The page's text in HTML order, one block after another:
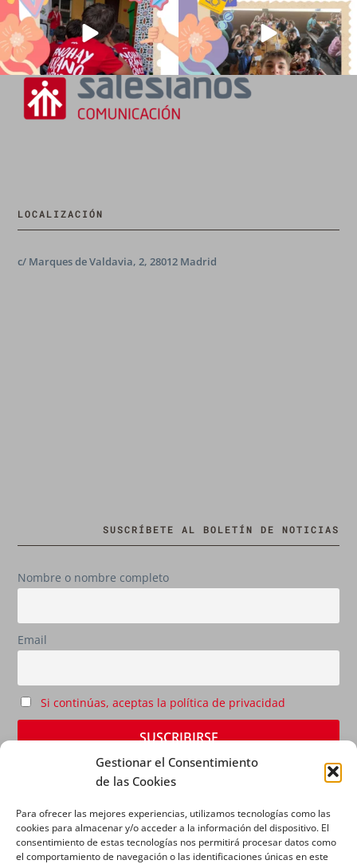
Gestionar el Consentimiento
de las Cookies
Para ofrecer las mejores experiencias, utilizamos tecnologías como las
cookies para almacenar y/o acceder a la información del dispositivo. El
consentimiento de estas tecnologías nos permitirá procesar datos como
el comportamiento de navegación o las identificaciones únicas en este
LOCALIZACIÓN
c/ Marques de Valdavia, 2, 28012 Madrid
SUSCRÍBETE AL BOLETÍN DE NOTICIAS
Nombre o nombre completo
Email
Si continúas, aceptas la política de privacidad